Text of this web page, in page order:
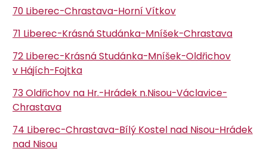
70 Liberec-Chrastava-Horní Vítkov
71 Liberec-Krásná Studánka-Mníšek-Chrastava
72 Liberec-Krásná Studánka-Mníšek-Oldřichov
v Hájích-Fojtka
73 Oldřichov na Hr.-Hrádek n.Nisou-Václavice-
Chrastava
74 Liberec-Chrastava-Bílý Kostel nad Nisou-Hrádek
nad Nisou